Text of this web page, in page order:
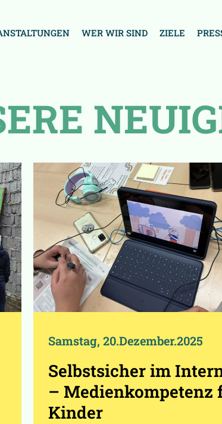
WER WIR SIND ZIELE
Samstag, 20.Dezember.2025
Selbstsicher im
– Medienkompetenz
Kinder